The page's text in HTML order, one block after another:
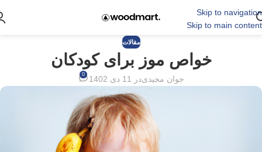
Skip to navigation
Skip to main content
مقالات
خواص موز برای کودکان
جوان مجیدیدر 11 دی 1402 0